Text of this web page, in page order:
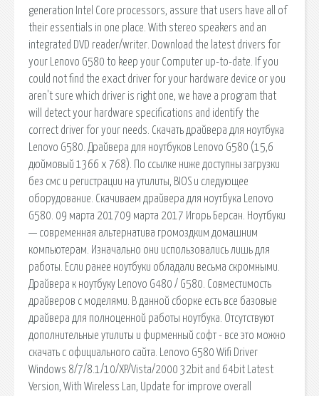
generation Intel Core processors, assure that users have all of
their essentials in one place. With stereo speakers and an
integrated DVD reader/writer. Download the latest drivers for
your Lenovo G580 to keep your Computer up-to-date. If you
could not find the exact driver for your hardware device or you
aren't sure which driver is right one, we have a program that
will detect your hardware specifications and identify the
correct driver for your needs. Скачать драйвера для ноутбука
Lenovo G580. Драйвера для ноутбуков Lenovo G580 (15,6
дюймовый 1366 х 768). По ссылке ниже доступны загрузки
без смс и регистрации на утилиты, BIOS и следующее
оборудование. Скачиваем драйвера для ноутбука Lenovo
G580. 09 марта 201709 марта 2017 Игорь Берсан. Ноутбуки
— современная альтернатива громоздким домашним
компьютерам. Изначально они использовались лишь для
работы. Если ранее ноутбуки обладали весьма скромными.
Драйвера к ноутбуку Lenovo G480 / G580. Совместимость
драйверов с моделями. В данной сборке есть все базовые
драйвера для полноценной работы ноутбука. Отсутствуют
дополнительные утилиты и фирменный софт - все это можно
скачать с официального сайта. Lenovo G580 Wifi Driver
Windows 8/7/8.1/10/XP/Vista/2000 32bit and 64bit Latest
Version, With Wireless Lan, Update for improve overall